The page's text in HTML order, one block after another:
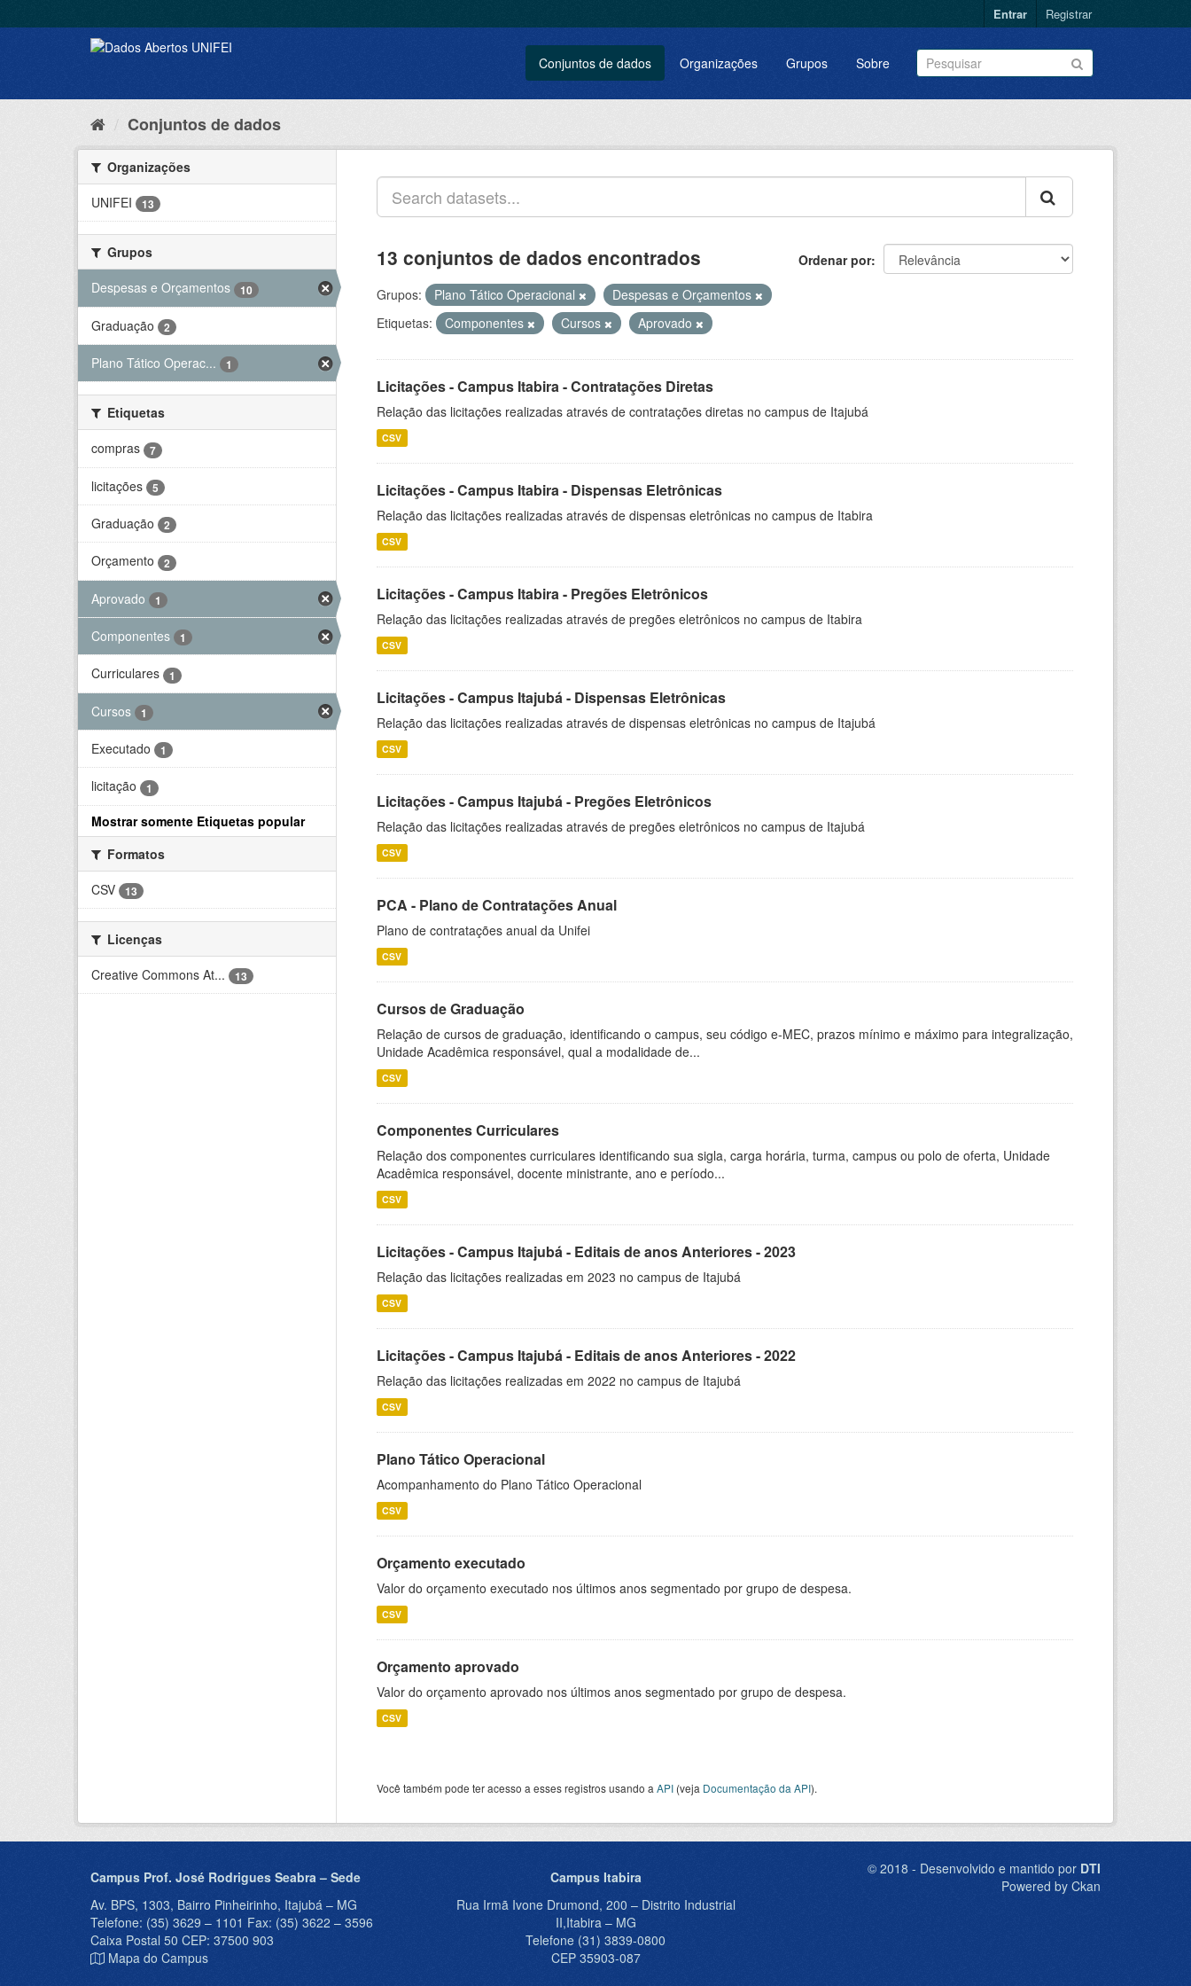
Entrar Registrar
Conjuntos de dados Organizações Grupos Sobre
Conjuntos de dados
Organizações
UNIFEI
13
Grupos
Despesas e Orçamentos
10
Graduação 2
Plano Tático Operac... 1
Etiquetas
compras
7
licitações 5
Graduação 2
Orçamento 2
Aprovado 1
Componentes 1
Curriculares 1
Cursos 1
Executado 1
licitação 1
Mostrar somente Etiquetas popular
Formatos
CSV
13
Licenças
Creative Commons At...
13
Ordenar por
13 conjuntos de dados encontrados
Grupos: Plano Tático Operacional
Despesas e Orçamentos
Etiquetas:
Componentes Cursos Aprovado
Licitações - Campus Itabira - Contratações Diretas
Relação das licitações realizadas através de contratações diretas no campus de Itajubá
CSV
Licitações - Campus Itabira - Dispensas Eletrônicas
Relação das licitações realizadas através de dispensas eletrônicas no campus de Itabira
CSV
Licitações - Campus Itabira - Pregões Eletrônicos
Relação das licitações realizadas através de pregões eletrônicos no campus de Itabira
CSV
Licitações - Campus Itajubá - Dispensas Eletrônicas
Relação das licitações realizadas através de dispensas eletrônicas no campus de Itajubá
CSV
Licitações - Campus Itajubá - Pregões Eletrônicos
Relação das licitações realizadas através de pregões eletrônicos no campus de Itajubá
CSV
PCA - Plano de Contratações Anual
Plano de contratações anual da Unifei
CSV
Cursos de Graduação
Relação de cursos de graduação, identificando o campus, seu código e-MEC, prazos mínimo e máximo para integralização,
Unidade Acadêmica responsável, qual a modalidade de...
CSV
Componentes Curriculares
Relação dos componentes curriculares identificando sua sigla, carga horária, turma, campus ou polo de oferta, Unidade
Acadêmica responsável, docente ministrante, ano e período...
CSV
Licitações - Campus Itajubá - Editais de anos Anteriores - 2023
Relação das licitações realizadas em 2023 no campus de Itajubá
CSV
Licitações - Campus Itajubá - Editais de anos Anteriores - 2022
Relação das licitações realizadas em 2022 no campus de Itajubá
CSV
Plano Tático Operacional
Acompanhamento do Plano Tático Operacional
CSV
Orçamento executado
Valor do orçamento executado nos últimos anos segmentado por grupo de despesa.
CSV
Orçamento aprovado
Valor do orçamento aprovado nos últimos anos segmentado por grupo de despesa.
CSV
Você também pode ter acesso a esses registros usando a API (veja Documentação da API).
Campus Prof. José Rodrigues Seabra – Sede
Av. BPS, 1303, Bairro Pinheirinho, Itajubá – MG
Telefone: (35) 3629 – 1101 Fax: (35) 3622 – 3596
Caixa Postal 50 CEP: 37500 903
Mapa do Campus
Campus Itabira
Rua Irmã Ivone Drumond, 200 – Distrito Industrial
II,Itabira – MG
Telefone (31) 3839-0800
CEP 35903-087
© 2018 - Desenvolvido e mantido por DTI
Powered by Ckan